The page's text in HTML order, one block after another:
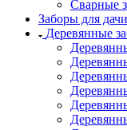
Сварные
Заборы для дачи
Деревянные